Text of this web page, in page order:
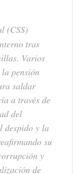
(CSS)
tras
Varios
pensión
saldar
a través de
del
despido y la
su
y
de